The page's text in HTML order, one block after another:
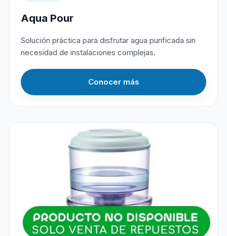
Aqua Pour
Solución práctica para disfrutar agua purificada sin
necesidad de instalaciones complejas.
Conocer más